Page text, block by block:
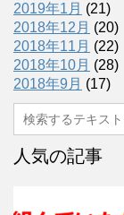
2019年1月 (21)
2018年12月 (20)
2018年11月 (22)
2018年10月 (28)
2018年9月 (17)
人気の記事